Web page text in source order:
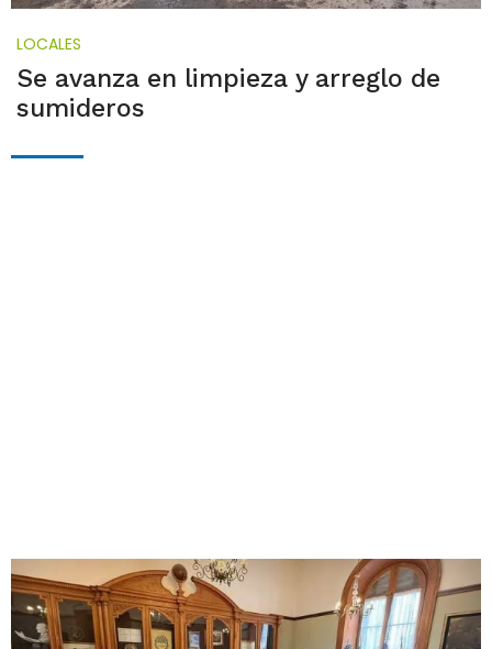
LOCALES
Se avanza en limpieza y arreglo de
sumideros